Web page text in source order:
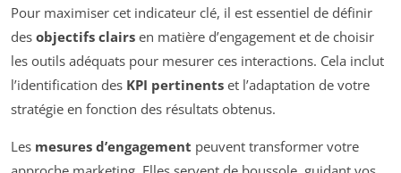
Pour maximiser cet indicateur clé, il est essentiel de définir
des objectifs clairs en matière d’engagement et de choisir
les outils adéquats pour mesurer ces interactions. Cela inclut
l’identification des KPI pertinents et l’adaptation de votre
stratégie en fonction des résultats obtenus.
Les mesures d’engagement peuvent transformer votre